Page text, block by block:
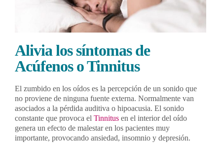
Alivia los síntomas de
Acúfenos o Tinnitus
El zumbido en los oídos es la percepción de un sonido que
no proviene de ninguna fuente externa. Normalmente van
asociados a la pérdida auditiva o hipoacusia. El sonido
constante que provoca el Tinnitus en el interior del oído
genera un efecto de malestar en los pacientes muy
importante, provocando ansiedad, insomnio y depresión.